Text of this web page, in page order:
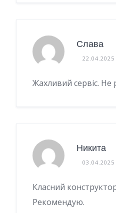
Слава
22.04.2025
Жахливий сервіс.
Никита
03.04.2025
Класний
Рекомендую.